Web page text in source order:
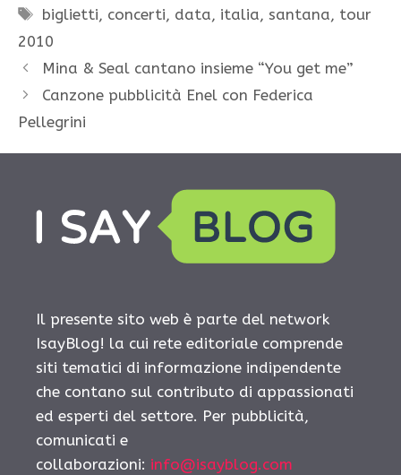
Tag
biglietti, concerti, data, italia,santana, tour
2010
Mina & Seal cantano insieme “You get me”
Canzone pubblicità Enel con Federica
Pellegrini
Il presente sito web è parte del network
IsayBlog! la cui rete editoriale comprende
siti tematici di informazione indipendente
che contano sul contributo di appassionati
ed esperti del settore. Per pubblicità,
comunicati e
collaborazioni: info@isayblog.com